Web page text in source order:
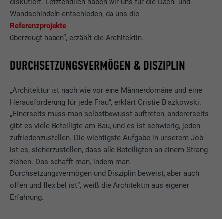
diskutiert. Letztendlich haben wir uns für die Dach- und
Wandschindeln entschieden, da uns die
Referenzprojekte
überzeugt haben“, erzählt die Architektin.
DURCHSETZUNGSVERMÖGEN & DISZIPLIN
„Architektur ist nach wie vor eine Männerdomäne und eine
Herausforderung für jede Frau“, erklärt Cristie Blazkowski.
„Einerseits muss man selbstbewusst auftreten, andererseits
gibt es viele Beteiligte am Bau, und es ist schwierig, jeden
zufriedenzustellen. Die wichtigste Aufgabe in unserem Job
ist es, sicherzustellen, dass alle Beteiligten an einem Strang
ziehen. Das schafft man, indem man
Durchsetzungsvermögen und Disziplin beweist, aber auch
offen und flexibel ist“, weiß die Architektin aus eigener
Erfahrung.